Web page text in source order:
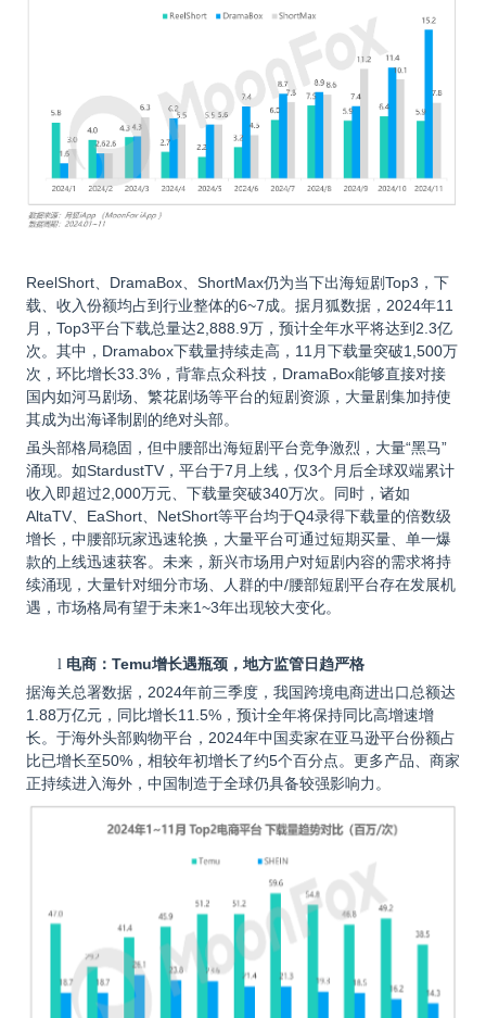
ReelShort 、DramaBox、ShortMax仍为当下出海短剧Top3，下
载、收入份额均占到行业整体的6~7成。据月狐数据，2024年11
月，Top3平台下载总量达2,888.9万，预计全年水平将达到2.3亿
次。其中，Dramabox下载量持续走高，11月下载量突破1,500万
次，环比增长33.3%，背靠点众科技，DramaBox能够直接对接
国内如河马剧场、繁花剧场等平台的短剧资源，大量剧集加持使
其成为出海译制剧的绝对头部。
虽头部格局稳固，但中腰部出海短剧平台竞争激烈，大量“黑马”
涌现。如StardustTV，平台于7月上线，仅3个月后全球双端累计
收入即超过2,000万元、下载量突破340万次。同时，诸如
AltaTV、EaShort、NetShort等平台均于Q4录得下载量的倍数级
增长，中腰部玩家迅速轮换，大量平台可通过短期买量、单一爆
款的上线迅速获客。未来，新兴市场用户对短剧内容的需求将持
续涌现，大量针对细分市场、人群的中/腰部短剧平台存在发展机
遇，市场格局有望于未来1~3年出现较大变化。
l 电商：Temu增长遇瓶颈，地方监管日趋严格
据海关总署数据，2024年前三季度，我国跨境电商进出口总额达
1.88万亿元，同比增长11.5%，预计全年将保持同比高增速增
长。于海外头部购物平台，2024年中国卖家在亚马逊平台份额占
比已增长至50%，相较年初增长了约5个百分点。更多产品、商家
正持续进入海外，中国制造于全球仍具备较强影响力。